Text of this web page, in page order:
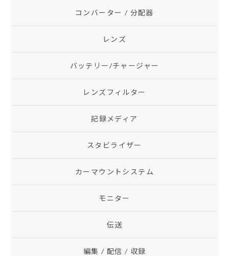
コンバーター / 分配器
レンズ
バッテリー/チャージャー
レンズフィルター
記録メディア
スタビライザー
カーマウントシステム
モニター
伝送
編集 / 配信 / 収録